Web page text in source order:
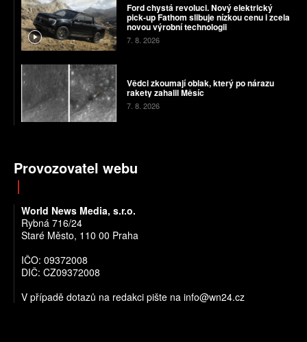
Ford chystá revoluci. Nový elektrický
pick-up Fathom slibuje nízkou cenu i zcela
novou výrobní technologii
7. 8. 2026
Vědci zkoumají oblak, který po nárazu
rakety zahalil Měsíc
7. 8. 2026
Provozovatel webu
World News Media, s.r.o.
Rybná 716/24
Staré Město, 110 00 Praha
IČO: 09372008
DIČ: CZ09372008
V případě dotazů na redakci pište na info@wn24.cz